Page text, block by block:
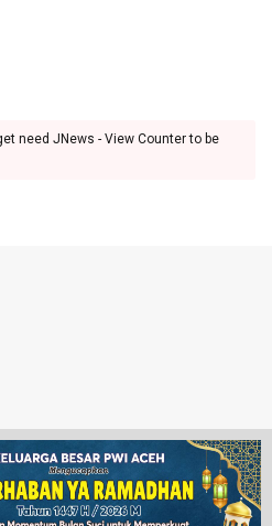
need JNews - View Counter to be